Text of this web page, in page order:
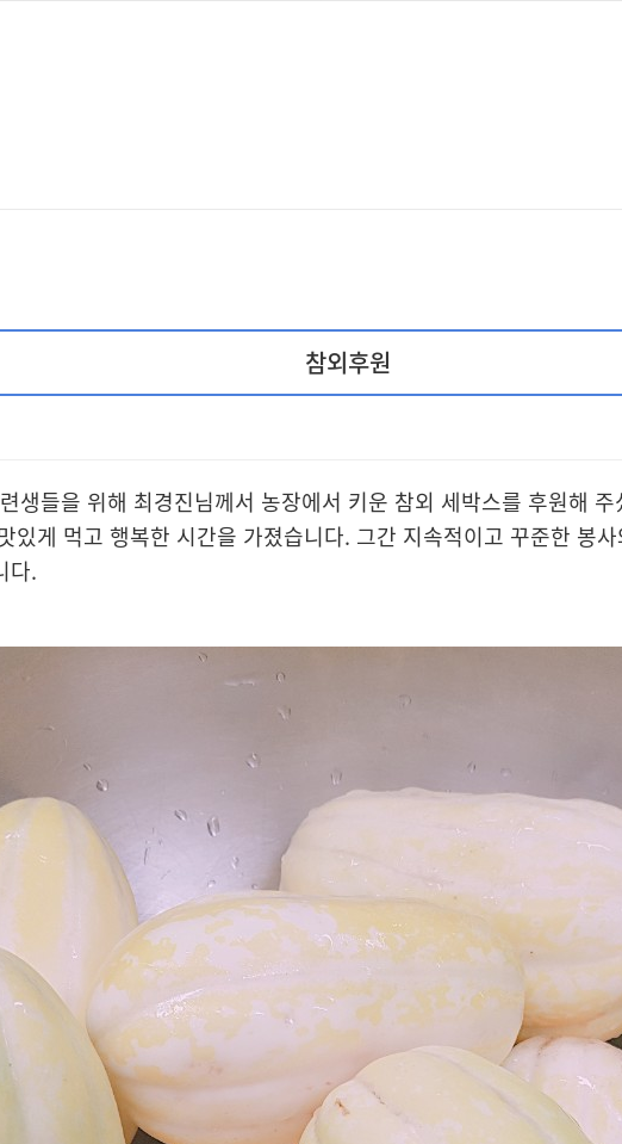
참외후원
생들을 위해 최경진님께서 농장에서 키운 참외 세박스를 후원해
있게 먹고 행복한 시간을 가졌습니다. 그간 지속적이고 꾸준한 봉
다.